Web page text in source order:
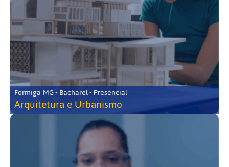
Formiga-MG • Bacharel • Presencial
Arquitetura e Urbanismo